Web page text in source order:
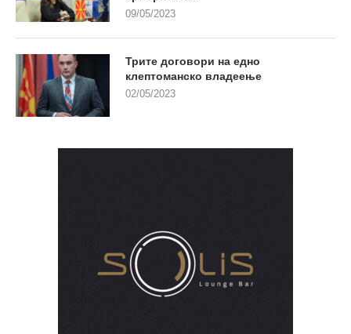
09/05/2023
Трите договори на едно
клептоманско владеење
02/05/2023